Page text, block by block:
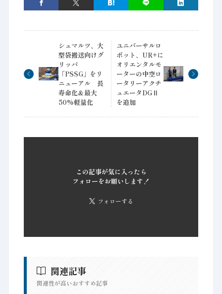
シュマルツ、大
型袋搬送向けグ
リッパ
「PSSG」をリ
ニューアル 長
寿命化＆最大
50%軽量化
ユニバーサルロ
ボット、UR+に
オリエンタルモ
ーターの中空ロ
ータリーアクチ
ュエータDGⅡ
を追加
この記事が気に入ったら
フォローをお願いします！
フォローする
関連記事
関連性が高いおすすめ記事